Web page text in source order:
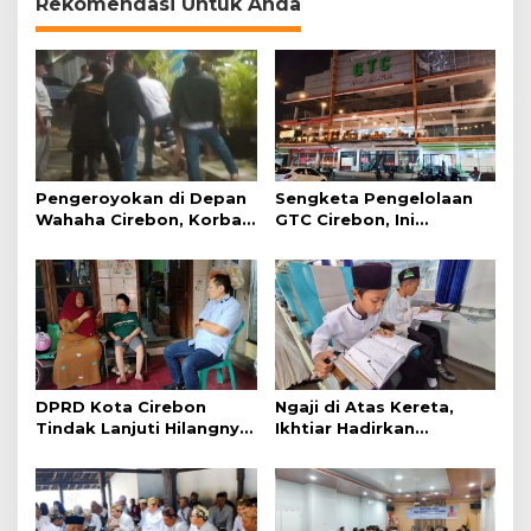
Pengeroyokan di Depan
Wahaha Cirebon, Korban
Polisi
Sengketa Pengelolaan
GTC Cirebon, Ini
Simanjuntak
DPRD Kota Cirebon
Tindak Lanjuti Hilangnya
Disabilitas
Ngaji di Atas Kereta,
Ikhtiar Hadirkan
Nyaman